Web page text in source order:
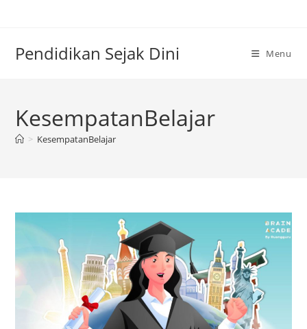
Pendidikan Sejak Dini Menu
KesempatanBelajar
> KesempatanBelajar